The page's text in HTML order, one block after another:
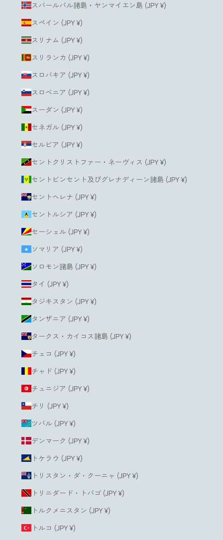
スバールバル諸島・ヤンマイエン島 (JPY ¥)
スペイン (JPY ¥)
スリナム (JPY ¥)
スリランカ (JPY ¥)
スロバキア (JPY ¥)
スロベニア (JPY ¥)
スーダン (JPY ¥)
セネガル (JPY ¥)
セルビア (JPY ¥)
セントクリストファー・ネーヴィス (JPY ¥)
セントビンセント及びグレナディーン諸島 (JPY ¥)
セントヘレナ (JPY ¥)
セントルシア (JPY ¥)
セーシェル (JPY ¥)
ソマリア (JPY ¥)
ソロモン諸島 (JPY ¥)
タイ (JPY ¥)
タジキスタン (JPY ¥)
タンザニア (JPY ¥)
タークス・カイコス諸島 (JPY ¥)
チェコ (JPY ¥)
チャド (JPY ¥)
チュニジア (JPY ¥)
チリ (JPY ¥)
ツバル (JPY ¥)
デンマーク (JPY ¥)
トケラウ (JPY ¥)
トリスタン・ダ・クーニャ (JPY ¥)
トリニダード・トバゴ (JPY ¥)
トルクメニスタン (JPY ¥)
トルコ (JPY ¥)